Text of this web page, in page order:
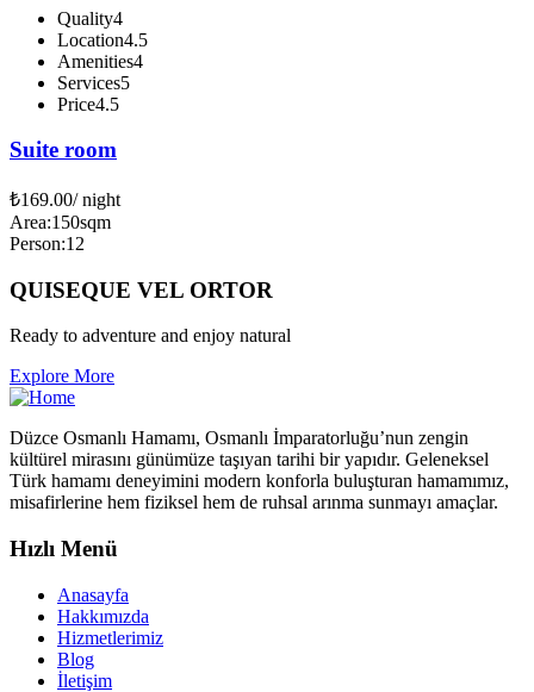
Quality4
Location4.5
Amenities4
Services5
Price4.5
Suite room
₺169.00/ night
Area:150sqm
Person:12
QUISEQUE VEL ORTOR
Ready to adventure and enjoy natural
Explore More
Düzce Osmanlı Hamamı, Osmanlı İmparatorluğu’nun zengin
kültürel mirasını günümüze taşıyan tarihi bir yapıdır. Geleneksel
Türk hamamı deneyimini modern konforla buluşturan hamamımız,
misafirlerine hem fiziksel hem de ruhsal arınma sunmayı amaçlar.
Hızlı Menü
Anasayfa
Hakkımızda
Hizmetlerimiz
Blog
İletişim